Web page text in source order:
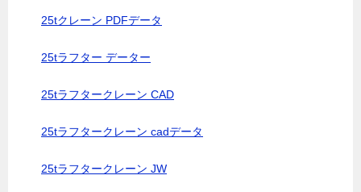
25tクレーン PDFデータ
25tラフター データー
25tラフタークレーン CAD
25tラフタークレーン cadデータ
25tラフタークレーン JW